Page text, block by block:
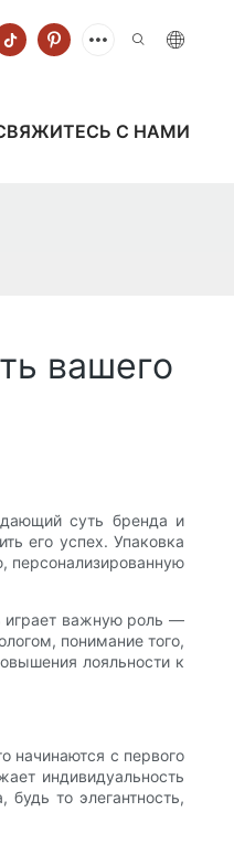
С НАМИ
вашего
суть бренда и
его успех. Упаковка
персонализированную
играет важную роль —
понимание того,
лояльности к
начинаются с первого
индивидуальность
то элегантность,